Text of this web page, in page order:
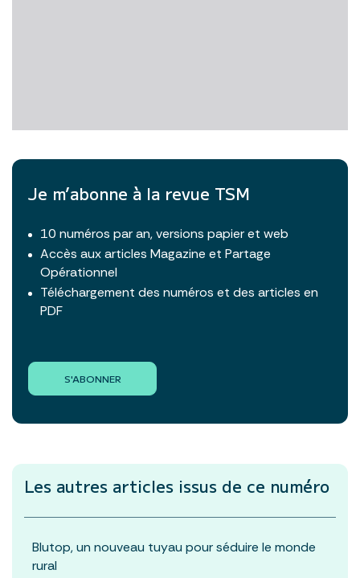
Je m’abonne à la revue TSM
10 numéros par an, versions papier et web
Accès aux articles Magazine et Partage
Opérationnel
Téléchargement des numéros et des articles en
PDF
S'ABONNER
Les autres articles issus de ce numéro
Blutop, un nouveau tuyau pour séduire le monde
rural